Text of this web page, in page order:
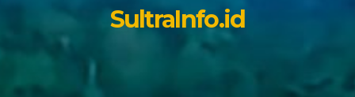
SultraInfo.id